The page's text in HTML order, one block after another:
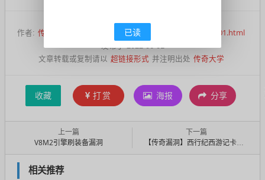
作者: 传奇大学 https://www.444.mba/post/101.html
发布于 2022-06-01
文章转载或复制请以 超链接形式 并注明出处 传奇大学
收藏 打赏 海报 分享
上一篇
V8M2引擎刷装备漏洞
下一篇
【传奇漏洞】西行纪西游记卡爆率漏洞
相关推荐
已读